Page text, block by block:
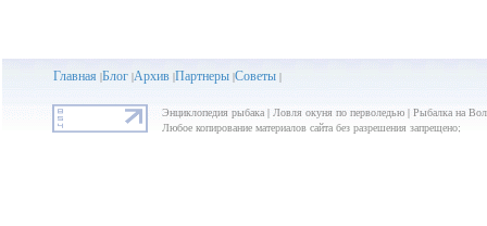
Главная |Блог|Архив|Партнеры|Советы|
Энциклопедия рыбака | Ловля окуня по перволедью | Рыбалка на
Любое копирование материалов сайта без разрешения запрещено;